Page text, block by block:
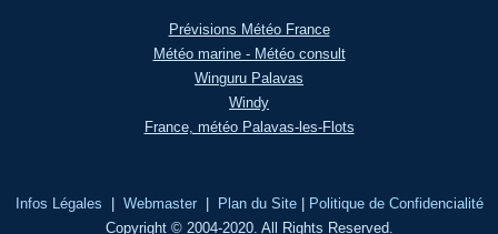
Prévisions Météo France
Météo marine - Météo consult
Winguru Palavas
Windy
France, météo Palavas-les-Flots
Infos Légales | Webmaster| Plan du Site| Politique de Confidencialité
Copyright © 2004-2020. All Rights Reserved.